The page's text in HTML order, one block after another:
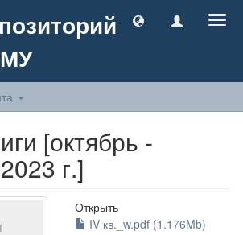
[октябрь -
г.]
Открыть
IV кв._w.pdf (1.176Mb)